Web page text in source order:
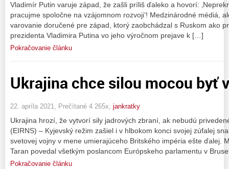
Vladimír Putin varuje západ, že zašli príliš ďaleko a hovorí:
pracujme spoločne na vzájomnom rozvoji‘! Medzinárodné médiá,
varovanie doručené pre západ, ktorý zaobchádzal s Ruskom ako
prezidenta Vladimira Putina vo jeho výročnom prejave k […]
Pokračovanie článku
Ukrajina chce silou mocou byť
22. apríla 2021, Prečítané 4 265x, jankratky
Ukrajina hrozí, že vytvorí sily jadrových zbraní, ak nebudú
(EIRNS) – Kyjevský režim zašiel i v hlbokom konci svojej zúfalej
svetovej vojny v mene umierajúceho Britského impéria ešte ďalej.
Taran povedal všetkým poslancom Európskeho parlamentu v
Pokračovanie článku